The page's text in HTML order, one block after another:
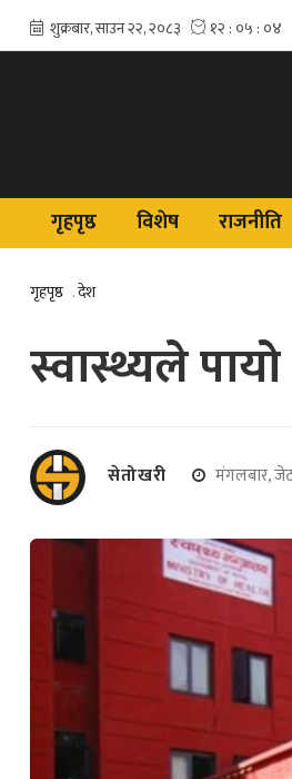
गृहपृष्ठ विशेष राजनीति
गृहपृष्ठ .देश
स्वास्थ्यले
सेतोखरी मंगलबार,